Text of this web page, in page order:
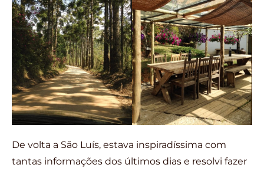
De volta a São Luís, estava inspiradíssima com
tantas informações dos últimos dias e resolvi fazer